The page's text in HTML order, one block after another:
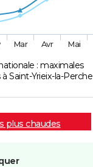
: maximales
Saint-Yrieix-la-Perche
Mar Avr Mai
plus chaudes